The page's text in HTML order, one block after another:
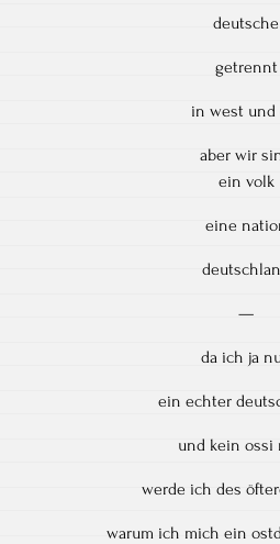
deutsche
getrennt
in west und
aber wir
ein volk
eine
—
da ich ja
ein echter
und kein ossi
werde ich des
warum ich mich ein